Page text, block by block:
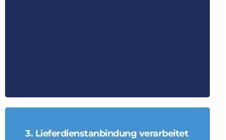
3. Lieferdienstanbindung verarbeitet